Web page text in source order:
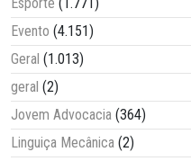
Esporte (1.771)
Evento (4.151)
Geral (1.013)
geral (2)
Jovem Advocacia (364)
Linguiça Mecânica (2)